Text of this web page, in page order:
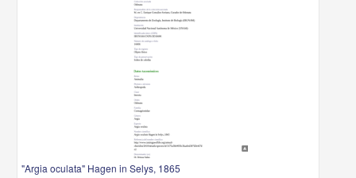
"Argia oculata" Hagen in Selys, 1865